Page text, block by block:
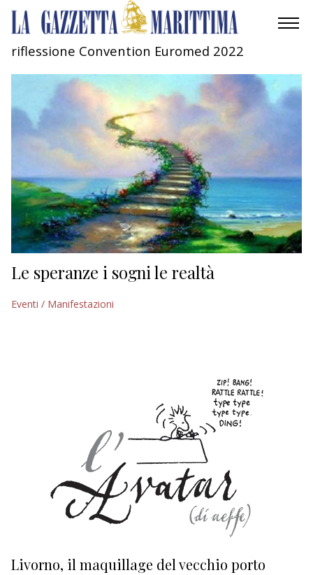
MOBILITÀ
INDUSTRIA
RICERCA
ECONOMIA
TURISMO
CULTURA
NAUTICA
riflessione Convention Euromed 2022
Le speranze i sogni le realtà
Eventi / Manifestazioni
Livorno, il maquillage del vecchio porto